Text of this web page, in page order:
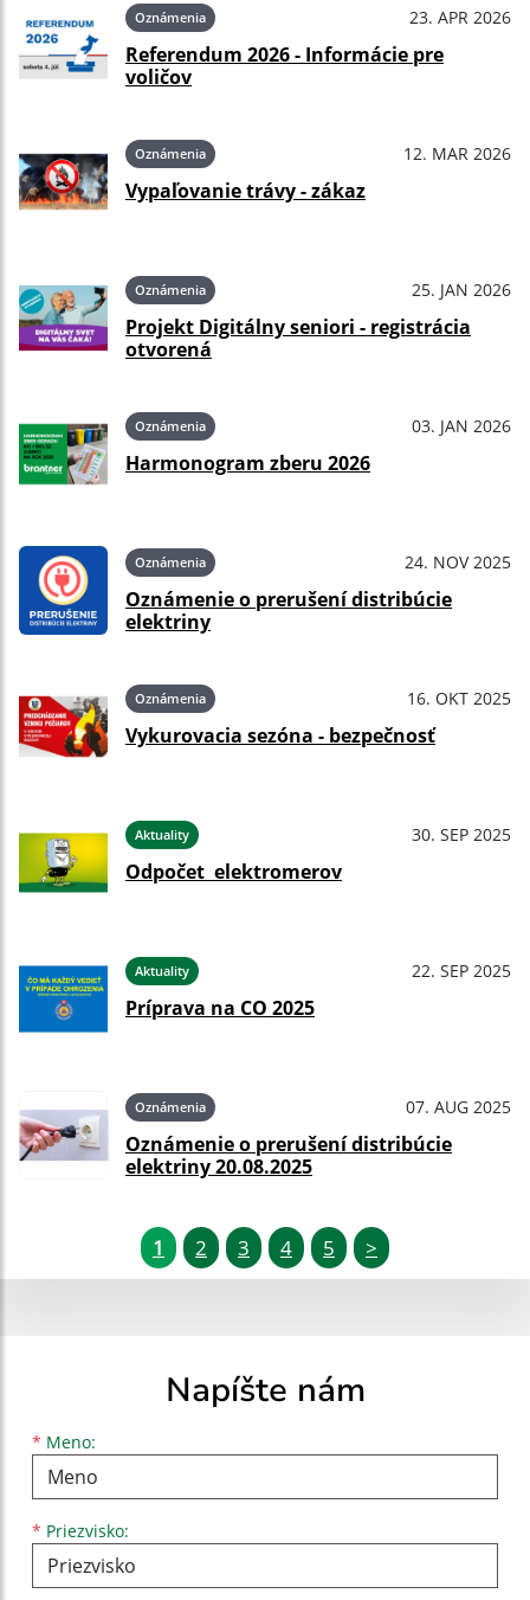
Oznámenia 23. APR 2026
Referendum 2026 - Informácie pre
voličov
Oznámenia 12. MAR 2026
Vypaľovanie trávy - zákaz
Oznámenia 25. JAN 2026
Projekt Digitálny seniori - registrácia
otvorená
Oznámenia 03. JAN 2026
Harmonogram zberu 2026
Oznámenia 24. NOV 2025
Oznámenie o prerušení distribúcie
elektriny
Oznámenia 16. OKT 2025
Vykurovacia sezóna - bezpečnosť
Aktuality 30. SEP 2025
Odpočet elektromerov
Aktuality 22. SEP 2025
Príprava na CO 2025
Oznámenia 07. AUG 2025
Oznámenie o prerušení distribúcie
elektriny 20.08.2025
1 2 3 4 5 >
Napíšte nám
* Meno:
Meno
* Priezvisko:
Priezvisko
E-mailová adresa